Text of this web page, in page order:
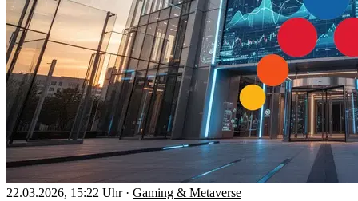
22.03.2026, 15:22 Uhr · Gaming & Metaverse